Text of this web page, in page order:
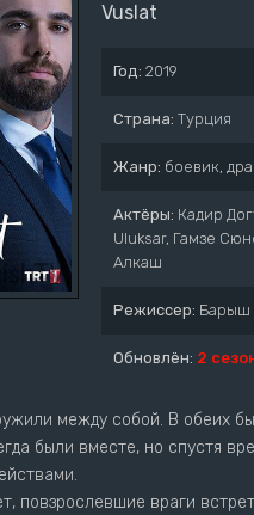
Vuslat
Год: 2019
Страна: Турция
Жанр: боевик,
Актёры: Кадир
Uluksar, Гамзе
Алкаш
Режиссер: Барыш
Обновлён: 2
между собой. В обеих
были вместе, но спустя
повзрослевшие враги